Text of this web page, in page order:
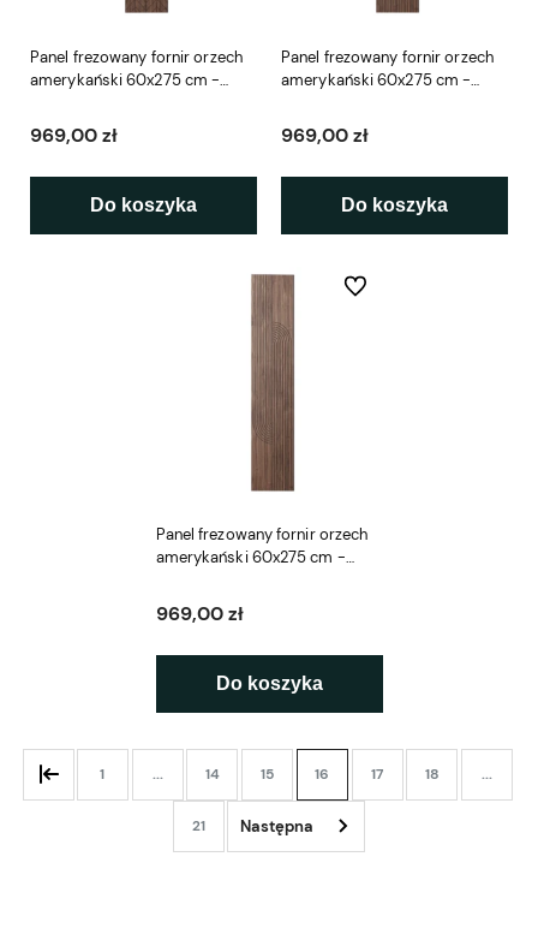
Panel frezowany fornir orzech
amerykański 60x275 cm -
969,00 zł
Do koszyka
Panel frezowany fornir orzech
amerykański 60x275 cm -
969,00 zł
Do koszyka
Panel frezowany fornir orzech
amerykański 60x275 cm -
969,00 zł
Do koszyka
Do ulubionych
1 ... 14 15 16 17 18 ...
21